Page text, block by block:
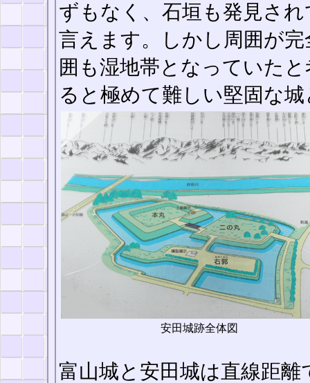
ずもなく、石垣も発見さ
言えます。しかし周囲が
囲も湿地帯となっていた
ると極めて難しい堅固な
安田城跡全体図
富山城と安田城は直線距